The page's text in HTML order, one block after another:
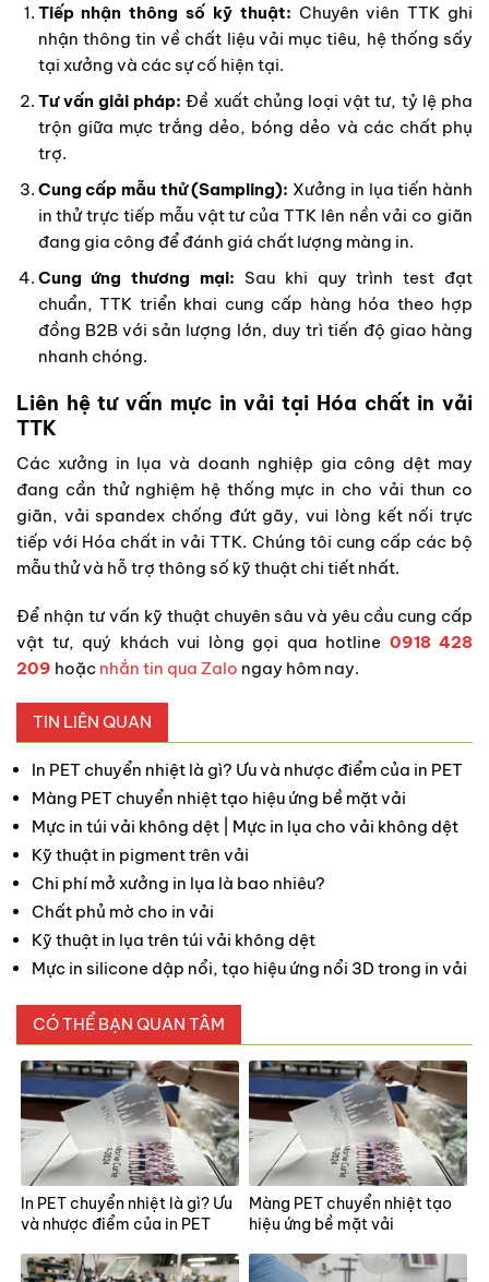
Tiếp nhận thông số kỹ thuật: Chuyên viên TTK ghi
nhận thông tin về chất liệu vải mục tiêu, hệ thống sấy
tại xưởng và các sự cố hiện tại.
Tư vấn giải pháp: Đề xuất chủng loại vật tư, tỷ lệ pha
trộn giữa mực trắng dẻo, bóng dẻo và các chất phụ
trợ.
Cung cấp mẫu thử (Sampling): Xưởng in lụa tiến hành
in thử trực tiếp mẫu vật tư của TTK lên nền vải co giãn
đang gia công để đánh giá chất lượng màng in.
Cung ứng thương mại: Sau khi quy trình test đạt
chuẩn, TTK triển khai cung cấp hàng hóa theo hợp
đồng B2B với sản lượng lớn, duy trì tiến độ giao hàng
nhanh chóng.
Liên hệ tư vấn mực in vải tại Hóa chất in vải
TTK
Các xưởng in lụa và doanh nghiệp gia công dệt may
đang cần thử nghiệm hệ thống mực in cho vải thun co
giãn, vải spandex chống đứt gãy, vui lòng kết nối trực
tiếp với Hóa chất in vải TTK. Chúng tôi cung cấp các bộ
mẫu thử và hỗ trợ thông số kỹ thuật chi tiết nhất.
Để nhận tư vấn kỹ thuật chuyên sâu và yêu cầu cung cấp
vật tư, quý khách vui lòng gọi qua hotline 0918 428
209 hoặc nhắn tin qua Zalo ngay hôm nay.
TIN LIÊN QUAN
In PET chuyển nhiệt là gì? Ưu và nhược điểm của in PET
Màng PET chuyển nhiệt tạo hiệu ứng bề mặt vải
Mực in túi vải không dệt | Mực in lụa cho vải không dệt
Kỹ thuật in pigment trên vải
Chi phí mở xưởng in lụa là bao nhiêu?
Chất phủ mờ cho in vải
Kỹ thuật in lụa trên túi vải không dệt
Mực in silicone dập nổi, tạo hiệu ứng nổi 3D trong in vải
CÓ THỂ BẠN QUAN TÂM
In PET chuyển nhiệt là gì? Ưu
và nhược điểm của in PET
Màng PET chuyển nhiệt tạo
hiệu ứng bề mặt vải